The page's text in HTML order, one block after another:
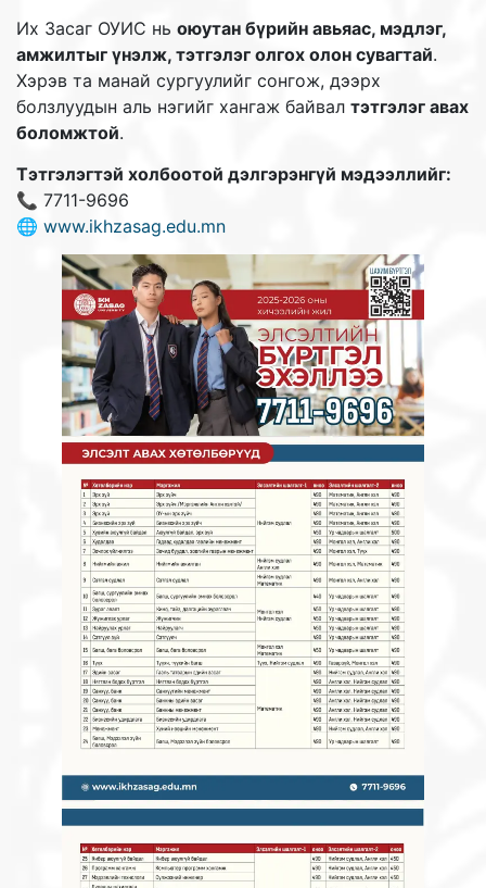
Их Засаг ОУИС нь оюутан бүрийн авьяас, мэдлэг,
амжилтыг үнэлж, тэтгэлэг олгох олон сувагтай.
Хэрэв та манай сургуулийг сонгож, дээрх
болзлуудын аль нэгийг хангаж байвал тэтгэлэг авах
боломжтой.
Тэтгэлэгтэй холбоотой дэлгэрэнгүй мэдээллийг:
📞 7711-9696
🌐 www.ikhzasag.edu.mn